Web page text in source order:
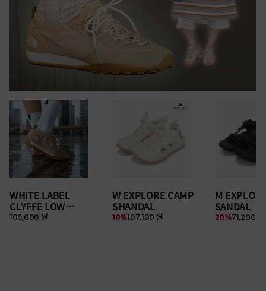
WHITE LABEL
CLYFFE LOW
SNEAKERS
109,000 원
W EXPLORE CAMP
SHANDAL
107,100 원
10%
M
SANDAL
71,200 원
20%